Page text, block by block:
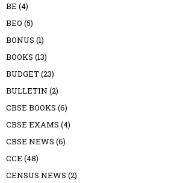
BE (4)
BEO (5)
BONUS (1)
BOOKS (13)
BUDGET(23)
BULLETIN (2)
CBSE BOOKS (6)
CBSE EXAMS (4)
CBSE NEWS (6)
CCE (48)
CENSUS NEWS (2)